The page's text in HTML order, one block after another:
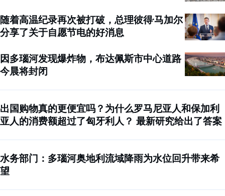
随着高温纪录再次被打破，总理彼得·马加尔
分享了关于自愿节电的好消息
因多瑙河发现爆炸物，布达佩斯市中心道路
今晨将封闭
出国购物真的更便宜吗？为什么罗马尼亚人和保加利
亚人的消费额超过了匈牙利人？ 最新研究给出了答案
水务部门：多瑙河奥地利流域降雨为水位回升带来希
望